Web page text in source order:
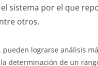
sistema por el que
otros.
pueden lograrse análisis
determinación de un